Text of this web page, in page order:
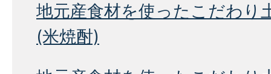
地元産食材を使ったこだわり
(米焼酎)